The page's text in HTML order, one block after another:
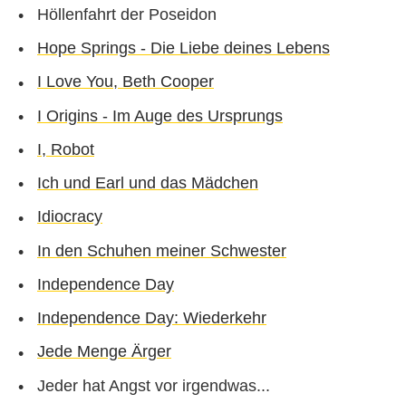
Höllenfahrt der Poseidon
Hope Springs - Die Liebe deines Lebens
I Love You, Beth Cooper
I Origins - Im Auge des Ursprungs
I, Robot
Ich und Earl und das Mädchen
Idiocracy
In den Schuhen meiner Schwester
Independence Day
Independence Day: Wiederkehr
Jede Menge Ärger
Jeder hat Angst vor irgendwas...